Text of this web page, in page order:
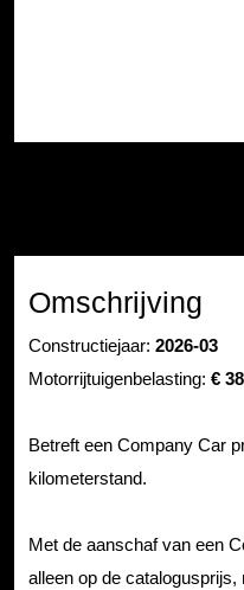
Omschrijving
Constructiejaar: 2026-03
Motorrijtuigenbelasting: €
Betreft een Company Car
kilometerstand.
Met de aanschaf van een
alleen op de catalogusprijs,